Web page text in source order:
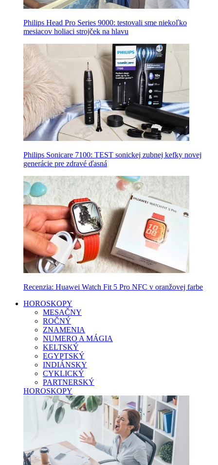
Philips Head Pro Series 9000: testovali sme niekoľko
mesiacov holiaci strojček na hlavu
Philips Sonicare 7100: TEST sonickej zubnej kefky novej
generácie pre zdravé ďasná
Recenzia: Huawei Watch Fit 5 Pro NFC v oranžovej farbe
HOROSKOPY
MESAČNY
ROČNÝ
ZNAMENIA
NUMERO A MÁGIA
KELTSKÝ
EGYPTSKÝ
INDIÁNSKY
CYKLICKÝ
PARTNERSKÝ
HOROSKOPY